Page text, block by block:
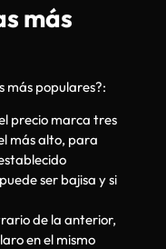
más
más populares?:
precio marca tres
más alto, para
ser bajisa y si
de la anterior,
en el mismo